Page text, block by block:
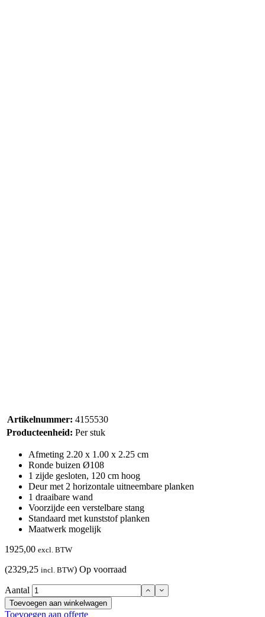
Artikelnummer: 4155530
Producteenheid: Per stuk
Afmeting 2.20 x 1.00 x 2.25 cm
Ronde buizen Ø108
1 zijde gesloten, 120 cm hoog
Deur met 2 horizontale uitneembare planken
1 draaibare wand
Voorzijde een verstelbare stang
Standaard met kunststof planken
Maatwerk mogelijk
1925,00 excl. BTW
(2329,25 incl. BTW) Op voorraad
Aantal
Toevoegen aan winkelwagen
Toevoegen aan offerte